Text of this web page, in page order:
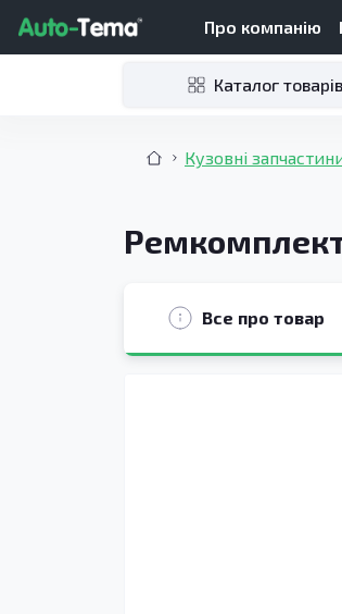
Про компанію
Каталог товарів
Кузовні
Ремкомплект
Все про товар